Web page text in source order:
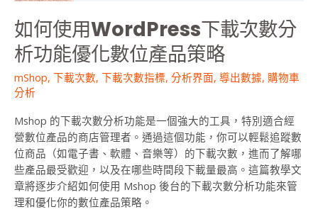
如何使用WordPress下載次數分
析功能優化數位產品策略
mShop, 下載次數, 下載次數指標, 分析界面, 導出數據, 購物車
分析
Mshop 的下載次數分析功能是一個強大的工具，特別適合經
營數位產品的商店管理者。通過這個功能，你可以輕鬆追蹤數
位商品（如電子書、軟體、音樂等）的下載次數，進而了解哪
些產品最受歡迎，以及在哪些時間段下載量最高。這篇教學文
章將逐步介紹如何使用 Mshop 後台的下載次數分析功能來管
理和優化你的數位產品策略。
功
能
優
化
數
產
品
策
略